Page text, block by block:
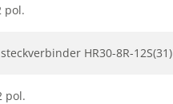
pol.
HR30-8R-12S(31)
pol.